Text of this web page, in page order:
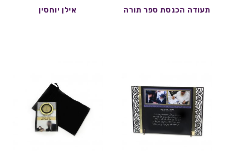
תעודה הכנסת ספר תורה אילן יוחסין